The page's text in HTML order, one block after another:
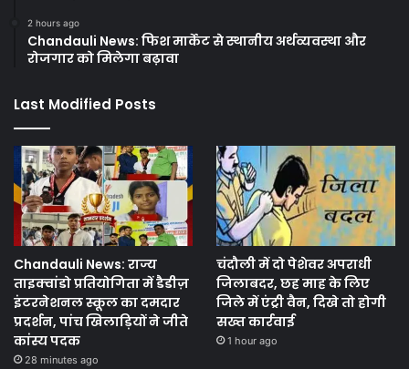
2 hours ago
Chandauli News: फिश मार्केट से स्थानीय अर्थव्यवस्था और
रोजगार को मिलेगा बढ़ावा
Last Modified Posts
Chandauli News: राज्य
ताइक्वांडो प्रतियोगिता में डैडीज़
इंटरनेशनल स्कूल का दमदार
प्रदर्शन, पांच खिलाड़ियों ने जीते
कांस्य पदक
28 minutes ago
चंदौली में दो पेशेवर अपराधी
जिलाबदर, छह माह के लिए
जिले में एंट्री वैन, दिखे तो होगी
सख्त कार्रवाई
1 hour ago